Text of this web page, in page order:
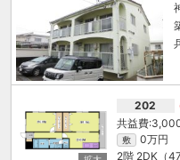
202
敷 0万円
2階 2DK（